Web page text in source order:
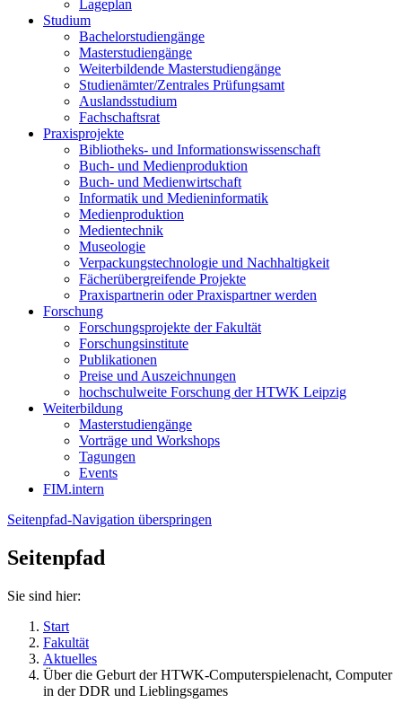
Lageplan
Studium
Bachelorstudiengänge
Masterstudiengänge
Weiterbildende Masterstudiengänge
Studienämter/Zentrales Prüfungsamt
Auslandsstudium
Fachschaftsrat
Praxisprojekte
Bibliotheks- und Informationswissenschaft
Buch- und Medienproduktion
Buch- und Medienwirtschaft
Informatik und Medieninformatik
Medienproduktion
Medientechnik
Museologie
Verpackungstechnologie und Nachhaltigkeit
Fächerübergreifende Projekte
Praxispartnerin oder Praxispartner werden
Forschung
Forschungsprojekte der Fakultät
Forschungsinstitute
Publikationen
Preise und Auszeichnungen
hochschulweite Forschung der HTWK Leipzig
Weiterbildung
Masterstudiengänge
Vorträge und Workshops
Tagungen
Events
FIM.intern
Seitenpfad-Navigation überspringen
Seitenpfad
Sie sind hier:
Start
Fakultät
Aktuelles
Über die Geburt der HTWK-Computerspielenacht, Computer
in der DDR und Lieblingsgames